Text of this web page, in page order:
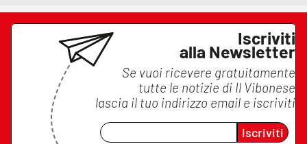
Iscriviti
alla Newsletter
Se vuoi ricevere gratuitamente
tutte le notizie di Il Vibonese
lascia il tuo indirizzo email e iscriviti
Iscriviti